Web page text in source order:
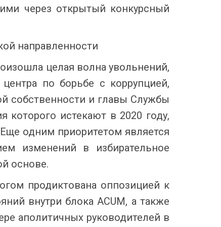
через открытый конкурсный
направленности
целая волна увольнений,
по борьбе с коррупцией,
собственности и главы Службы
которого истекают в 2020 году,
одним приоритетом является
изменений в избирательное
основе.
продиктована оппозицией к
внутри блока ACUM, а также
аполитичных руководителей в